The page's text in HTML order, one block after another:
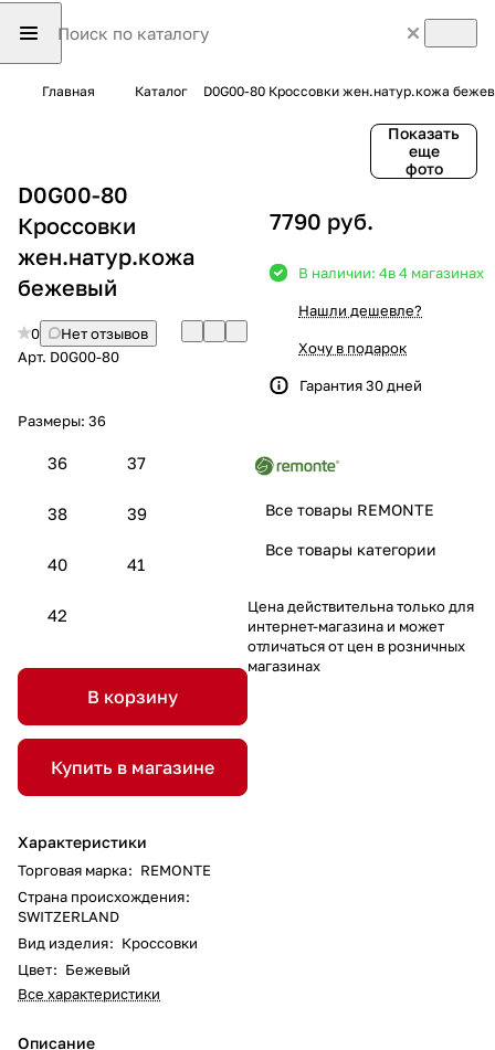
Главная Каталог D0G00-80 Кроссовки жен.натур.кожа
Показать
еще
фото
D0G00-80
Кроссовки
жен.натур.кожа
бежевый
0
Нет отзывов
Арт. D0G00-80
Размеры: 36
36 37
38 39
40 41
42
В корзину
Купить в магазине
Характеристики
Торговая марка: REMONTE
Страна происхождения:
SWITZERLAND
Вид изделия: Кроссовки
Цвет: Бежевый
Все характеристики
Описание
7790 руб.
В наличии: 4в 4 магазинах
Нашли дешевле?
Хочу в подарок
Гарантия 30 дней
Все товары REMONTE
Все товары категории
Цена действительна только для
интернет-магазина и может
отличаться от цен в розничных
магазинах